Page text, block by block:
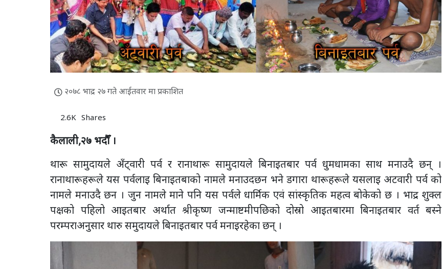
२०७८ भाद्र २७ गते आईतवार मा प्रकाशित
2.6K Shares
कैलाली,२७ भदाैँ ।
थारू सामुदायले अँट्वारी पर्व र रानाथारू सामुदायले बिनाइतबार पर्व धुमधामका साथ मनाउदै छन् ।
रानाथारूहरूले यस पर्वलाइ बिनाइतबाको नामले मनाउदछन भने डगारा थारूहरूले यसलाइ अटवारी पर्व को
नामले मनाउदै छन । जुन नामले माने पनि यस पर्वले धार्मिक एवं सांस्कृतिक महत्व बोकेको छ । भाद्र शुक्ल
पक्षको पहिलो आइतबार अर्थात श्रीकृष्ण जन्माष्टमीपछिको दोस्रो आइतबारमा बिनाइतबार वर्त बस्ने
परम्पराअनुसार थारु समुदायले बिनाइतबार पर्व मनाइरहेका छन् ।